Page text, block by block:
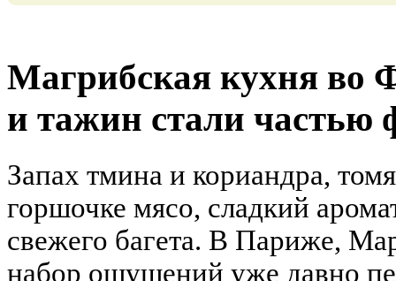
Магрибская кухня во
и тажин стали частью
Запах тмина и кориандра,
горшочке мясо, сладкий
свежего багета. В Париже,
набор ощущений уже давно